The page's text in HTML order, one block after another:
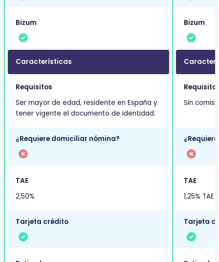
Bizum Bizum
Características
Requisitos
Ser mayor de edad, residente en España y
tener vigente el documento de identidad.
Sin
¿Requiere domiciliar nómina?
TAE
2,50%
TAE
1,25% TAE
Tarjeta crédito Tarjeta